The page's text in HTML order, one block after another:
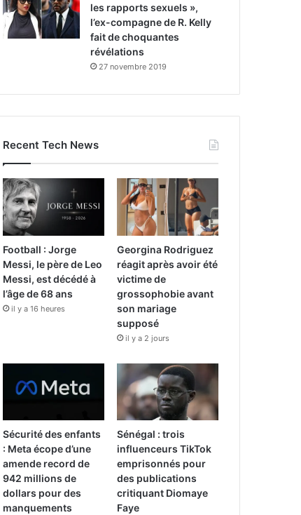
les rapports sexuels »,
l’ex-compagne de R. Kelly
fait de choquantes
révélations
27 novembre 2019
Recent Tech News
Football : Jorge
Messi, le père de Leo
Messi, est décédé à
l’âge de 68 ans
il y a 16 heures
Georgina Rodriguez
réagit après avoir été
victime de
grossophobie avant
son mariage
supposé
il y a 2 jours
Sécurité des enfants
: Meta écope d’une
amende record de
942 millions de
dollars pour des
manquements
Sénégal : trois
influenceurs TikTok
emprisonnés pour
des publications
critiquant Diomaye
Faye